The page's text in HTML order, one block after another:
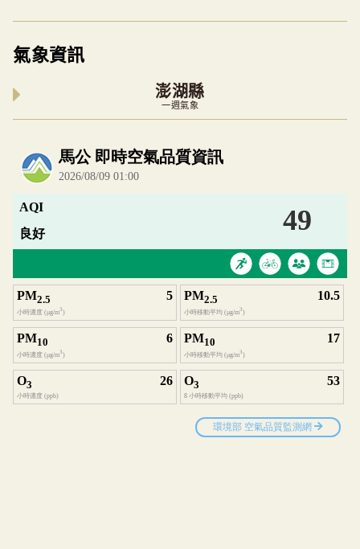
氣象資訊
澎湖縣
一週氣象
內嵌空氣品質小工具為視覺預覽，完整即時空